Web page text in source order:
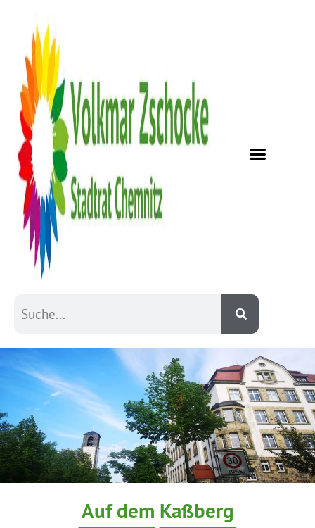
Auf dem Kaßberg